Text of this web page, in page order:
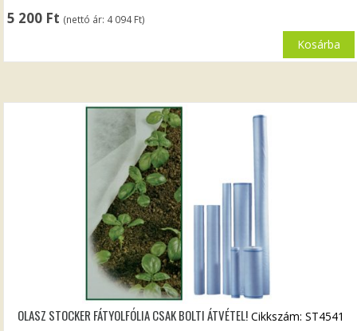
5 200 Ft (nettó ár: 4 094Ft)
Kosárba
OLASZ STOCKER FÁTYOLFÓLIA CSAK BOLTI ÁTVÉTEL! Cikkszám: ST4541